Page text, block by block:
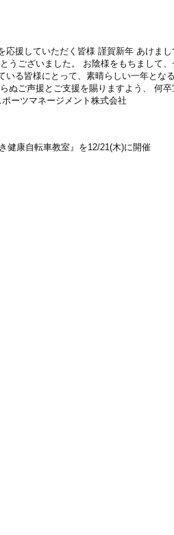
応援していただく皆様 謹賀新年 あけま
うございました。 お陰様をもちまして
いる皆様にとって、素晴らしい一年と
ぬご声援とご支援を賜りますよう、
ーツマネージメント株式会社
健康自転車教室』を12/21(木)に開催